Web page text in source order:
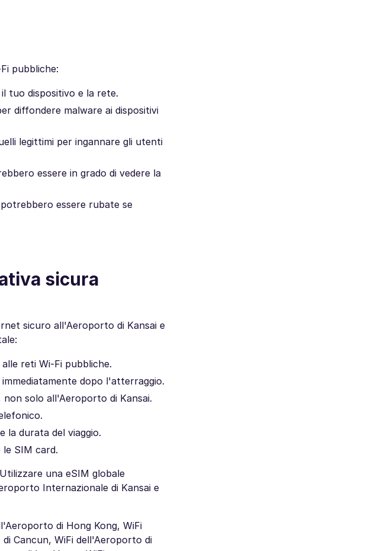
pubbliche:
tuo dispositivo e la rete.
diffondere malware ai dispositivi
legittimi per ingannare gli utenti
essere in grado di vedere la
essere rubate se
sicura
sicuro all'Aeroporto di Kansai e
reti Wi-Fi pubbliche.
dopo l'atterraggio.
solo all'Aeroporto di Kansai.
la durata del viaggio.
SIM card.
una eSIM globale
Internazionale di Kansai e
di Hong Kong, WiFi
Cancun, WiFi dell'Aeroporto di